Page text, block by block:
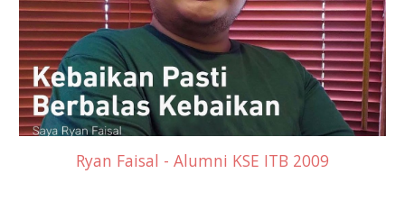
Ryan Faisal - Alumni KSE ITB 2009